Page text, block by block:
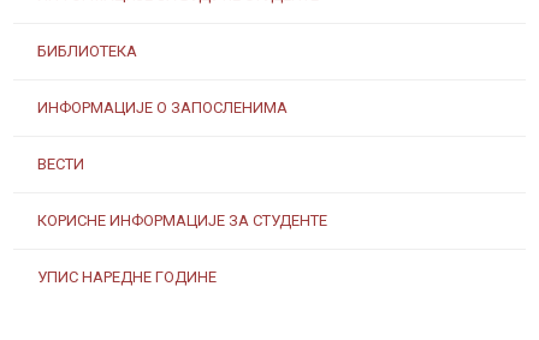
БИБЛИОТЕКА
ИНФОРМАЦИЈЕ О ЗАПОСЛЕНИМА
ВЕСТИ
КОРИСНЕ ИНФОРМАЦИЈЕ ЗА СТУДЕНТЕ
УПИС НАРЕДНЕ ГОДИНЕ